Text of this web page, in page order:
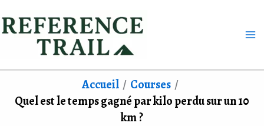
au
Accueil
Courses
Quel est le temps gagné par kilo perdu sur un 10
km ?